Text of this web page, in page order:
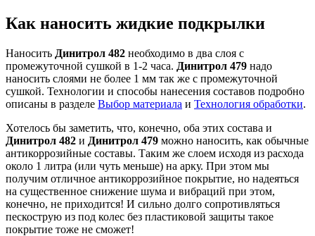
Как наносить жидкие подкрылки
Наносить Динитрол 482 необходимо в два слоя с
промежуточной сушкой в 1-2 часа. Динитрол 479 надо
наносить слоями не более 1 мм так же с промежуточной
сушкой. Технологии и способы нанесения составов подробно
описаны в разделе Выбор материала и Технология обработки.
Хотелось бы заметить, что, конечно, оба этих состава и
Динитрол 482 и Динитрол 479 можно наносить, как обычные
антикоррозийные составы. Таким же слоем исходя из расхода
около 1 литра (или чуть меньше) на арку. При этом мы
получим отличное антикоррозийное покрытие, но надеяться
на существенное снижение шума и вибраций при этом,
конечно, не приходится! И сильно долго сопротивляться
пескострую из под колес без пластиковой защиты такое
покрытие тоже не сможет!